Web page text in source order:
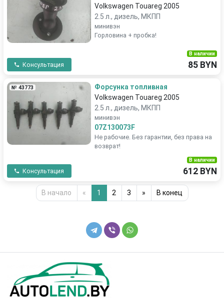
Volkswagen Touareg 2005
2.5 л., дизель, МКПП
минивэн
Горловина + пробка!
Консультация
В наличии
85 BYN
№ 43773
Форсунка топливная
Volkswagen Touareg 2005
2.5 л., дизель, МКПП
минивэн
07Z130073F
Не рабочие. Без гарантии, без права на
возврат!
Консультация
В наличии
612 BYN
В начало « 1 2 3 » В конец